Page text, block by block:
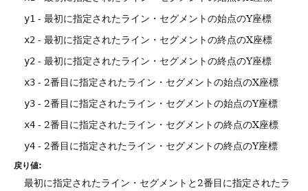
y1 - 最初に指定されたライン・セグメントの始点のY座標
x2 - 最初に指定されたライン・セグメントの終点のX座標
y2 - 最初に指定されたライン・セグメントの終点のY座標
x3 - 2番目に指定されたライン・セグメントの始点のX座標
y3 - 2番目に指定されたライン・セグメントの始点のY座標
x4 - 2番目に指定されたライン・セグメントの終点のX座標
y4 - 2番目に指定されたライン・セグメントの終点のY座標
戻り値:
最初に指定されたライン・セグメントと2番目に指定されたラ